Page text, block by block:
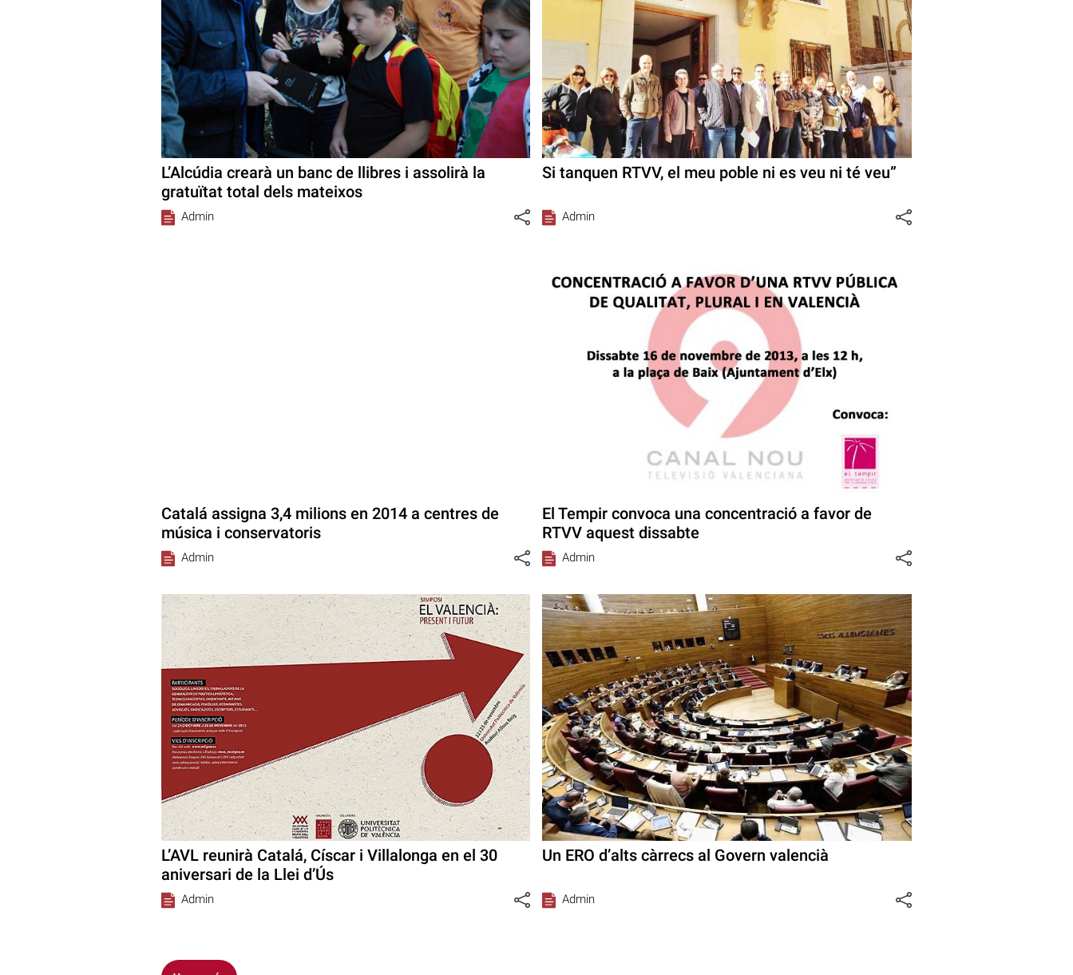
L’Alcúdia crearà un banc de llibres i assolirà la
gratuïtat total dels mateixos
Admin
Si tanquen RTVV, el meu poble ni es veu ni té veu”
Admin
Catalá assigna 3,4 milions en 2014 a centres de
música i conservatoris
Admin
El Tempir convoca una concentració a favor de
RTVV aquest dissabte
Admin
L’AVL reunirà Catalá, Císcar i Villalonga en el 30
aniversari de la Llei d’Ús
Admin
Un ERO d’alts càrrecs al Govern valencià
Admin